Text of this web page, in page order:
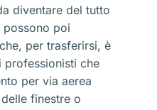
diventare del tutto
possono poi
per trasferirsi, è
professionisti che
per via aerea
finestre o